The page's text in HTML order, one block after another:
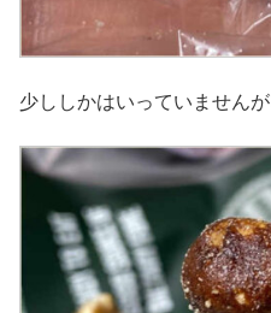
少ししかはいっていません